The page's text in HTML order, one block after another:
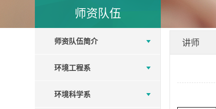
师资队伍
师资队伍简介
环境工程系
环境科学系
讲师